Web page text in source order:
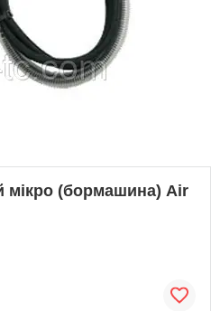
мікро (бормашина) Air